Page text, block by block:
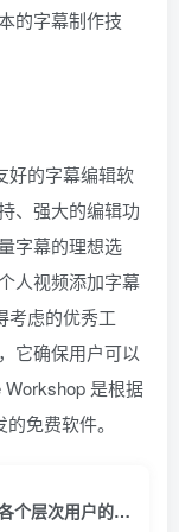
的字幕制作技
好的字幕编辑软
、强大的编辑功
字幕的理想选
人视频添加字幕
考虑的优秀工
它确保用户可以
是根据
免费软件。
Subtitle Workshop 6.2.11-功能全面适合各个层次用户的视频字幕编辑工具